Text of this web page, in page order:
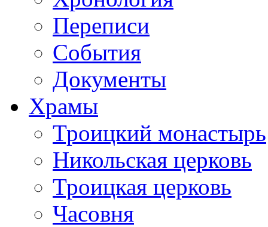
Переписи
События
Документы
Храмы
Троицкий монастырь
Никольская церковь
Троицкая церковь
Часовня